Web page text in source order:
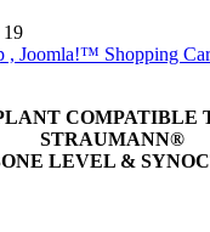
19
, Joomla!™ Shopping
COMPATIBLE
STRAUMANN®
LEVEL &